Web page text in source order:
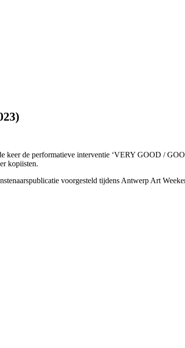
keer de performatieve interventie ‘VERY GOOD /
kopiisten.
voorgesteld tijdens Antwerp Art